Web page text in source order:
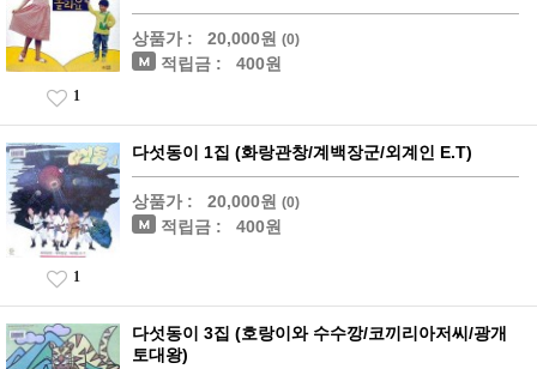
상품가 : 20,000원 (0)
적립금 : 400원
1
다섯동이 1집 (화랑관창/계백장군/외계인 E.T)
상품가 : 20,000원 (0)
적립금 : 400원
1
다섯동이 3집 (호랑이와 수수깡/코끼리아저씨/광개
토대왕)